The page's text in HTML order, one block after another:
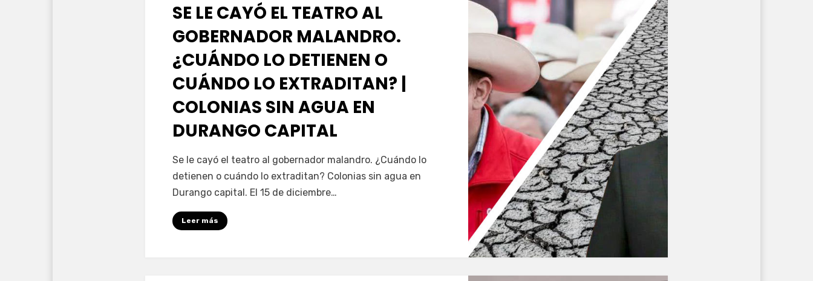
SE LE CAYÓ EL TEATRO AL
GOBERNADOR MALANDRO.
¿CUÁNDO LO DETIENEN O
CUÁNDO LO EXTRADITAN? |
COLONIAS SIN AGUA EN
DURANGO CAPITAL
porFernando Miranda Servín
Se le cayó el teatro al gobernador malandro. ¿Cuándo lo
detienen o cuándo lo extraditan? Colonias sin agua en
Durango capital. El 15 de diciembre…
Leer más